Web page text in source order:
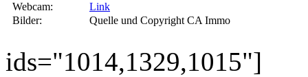
Webcam:
Link
Bilder:
Quelle und Copyright CA Immo
ids="1014,1329,1015"]